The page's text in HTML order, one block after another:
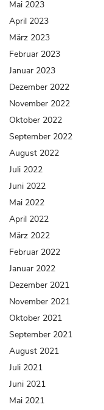
Mai 2023
April 2023
März 2023
Februar 2023
Januar 2023
Dezember 2022
November 2022
Oktober 2022
September 2022
August 2022
Juli 2022
Juni 2022
Mai 2022
April 2022
März 2022
Februar 2022
Januar 2022
Dezember 2021
November 2021
Oktober 2021
September 2021
August 2021
Juli 2021
Juni 2021
Mai 2021